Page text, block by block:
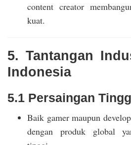
content creator
kuat.
5. Tantangan
Indonesia
5.1 Persaingan
Baik gamer maupun
dengan produk global